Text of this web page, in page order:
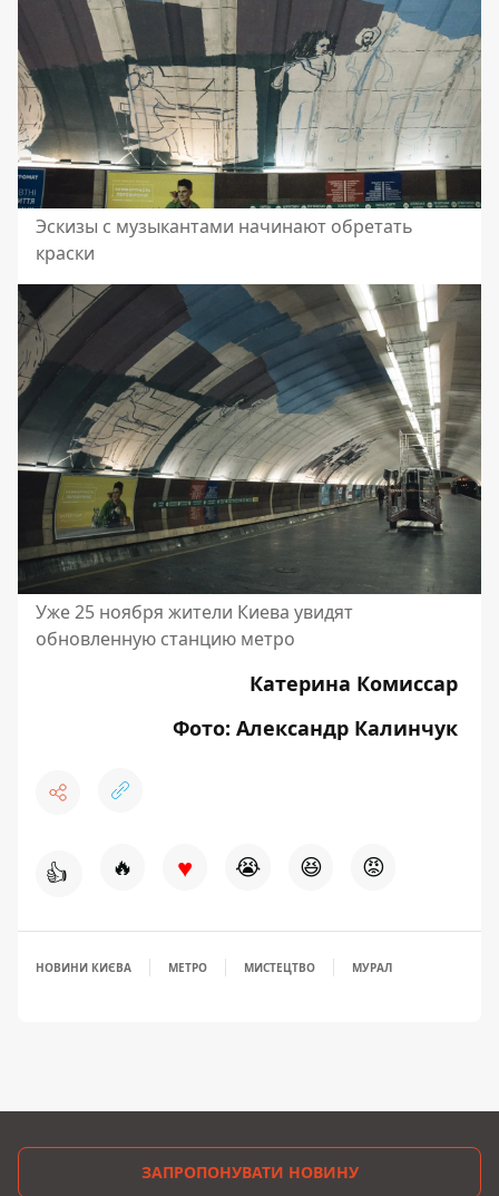
Эскизы с музыкантами начинают обретать
краски
Уже 25 ноября жители Киева увидят
обновленную станцию метро
Катерина Комиссар
Фото: Александр Калинчук
👍 🔥 ♥ 😭 😆 😡
НОВИНИ КИЄВА МЕТРО МИСТЕЦТВО МУРАЛ
ЗАПРОПОНУВАТИ НОВИНУ